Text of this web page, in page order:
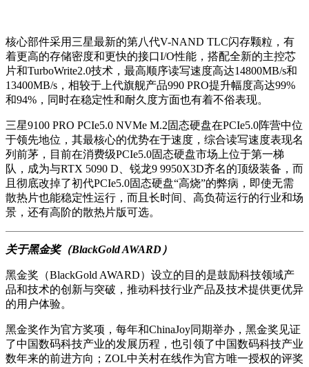
核心部件采用三星最新的第八代V-NAND TLC闪存颗粒，有
着更高的存储密度和更快的接口I/O性能，搭配全新的主控芯
片和TurboWrite2.0技术， 最高顺序读写速度高达14800MB/s和
13400MB/s，相较于上代旗舰产品990 PRO提升幅度高达99%
和94%，同时在稳定性和耐久度方面也有着不俗表现。
三星9100 PRO PCIe5.0 NVMe M.2固态硬盘在PCIe5.0阵营中位
于领先地位，其最核心的优势在于速度，综合读写速度表现名
列前茅，目前在消费级PCIe5.0固态硬盘市场上位于第一梯
队，成为与RTX 5090 D、锐龙9 9950X3D齐名的顶级装备，而
且彻底改掉了初代PCIe5.0固态硬盘“高烧”的弊病，即使无需
散热片也能稳定性运行，而且长时间、高负荷运行的行业和场
景，还有高阶的散热片版可选。
关于黑金奖（BlackGold AWARD）
黑金奖（BlackGold AWARD）设立的目的是鼓励科技领域产
品和技术的创新与突破，推动科技行业产品及技术提供更优异
的用户体验。
黑金奖作为官方奖项，每年和ChinaJoy同期举办，黑金奖见证
了中国数码科技产业的发展历程，也引领了中国数码科技产业
数年来的前进方向；ZOL中关村在线作为官方唯一授权的评奖